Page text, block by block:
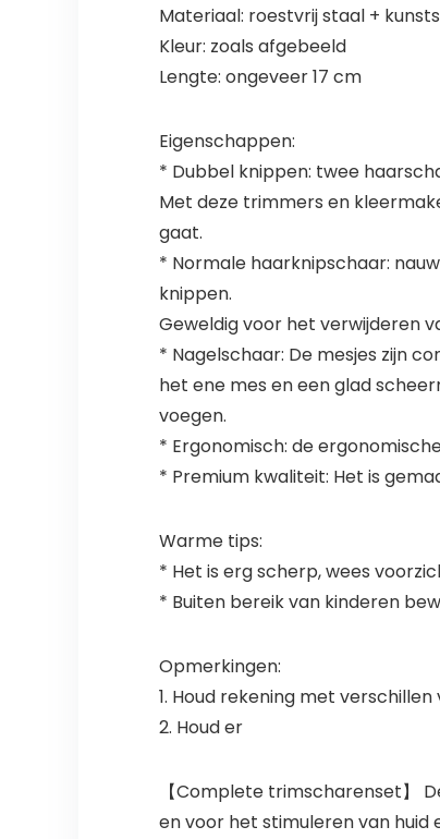
Materiaal: roestvrij staal +
Kleur: zoals afgebeeld
Lengte: ongeveer 17 cm
Eigenschappen:
* Dubbel knippen: twee
Met deze trimmers en
gaat.
* Normale haarknipschaar:
knippen.
Geweldig voor het verwijderen
* Nagelschaar: De mesjes zijn
het ene mes en een glad
voegen.
* Ergonomisch: de
* Premium kwaliteit: Het is
Warme tips:
* Het is erg scherp, wees
* Buiten bereik van kinderen
Opmerkingen:
1. Houd rekening met
2. Houd er
【Complete trimscharenset】
en voor het stimuleren van